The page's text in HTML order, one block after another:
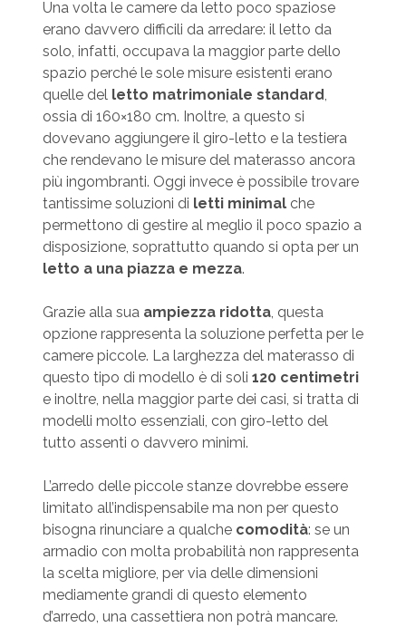
Una volta le camere da letto poco spaziose
erano davvero difficili da arredare: il letto da
solo, infatti, occupava la maggior parte dello
spazio perché le sole misure esistenti erano
quelle del letto matrimoniale standard,
ossia di 160×180 cm. Inoltre, a questo si
dovevano aggiungere il giro-letto e la testiera
che rendevano le misure del materasso ancora
più ingombranti. Oggi invece è possibile trovare
tantissime soluzioni di letti minimalche
permettono di gestire al meglio il poco spazio a
disposizione, soprattutto quando si opta per un
letto a una piazza e mezza.
Grazie alla suaampiezza ridotta, questa
opzione rappresenta la soluzione perfetta per le
camere piccole. La larghezza del materasso di
questo tipo di modello è di soli 120 centimetri
e inoltre, nella maggior parte dei casi, si tratta di
modelli molto essenziali, con giro-letto del
tutto assenti o davvero minimi.
L’arredo delle piccole stanze dovrebbe essere
limitato all’indispensabile ma non per questo
bisogna rinunciare a qualche comodità: se un
armadio con molta probabilità non rappresenta
la scelta migliore, per via delle dimensioni
mediamente grandi di questo elemento
d’arredo, una cassettiera non potrà mancare.